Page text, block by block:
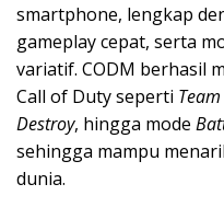
smartphone, lengkap
gameplay cepat, serta
variatif. CODM berhasil
Call of Duty seperti
Destroy, hingga mode
sehingga mampu
dunia.